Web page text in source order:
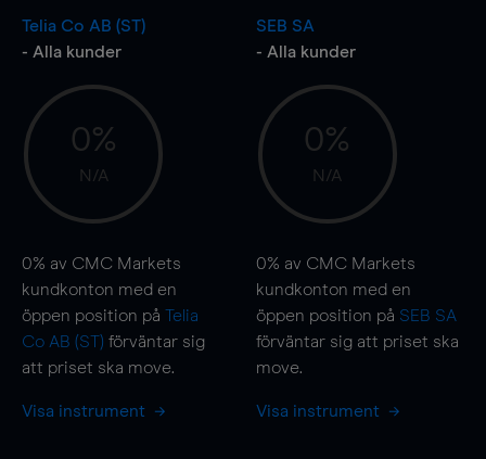
Telia Co AB (ST)
- Alla kunder
0%
N/A
0% av CMC Markets
kundkonton med en
öppen position på Telia
Co AB (ST) förväntar sig
att priset ska move.
Visa instrument
SEB SA
- Alla kunder
0%
N/A
0% av CMC Markets
kundkonton med en
öppen position på SEB SA
förväntar sig att priset ska
move.
Visa instrument